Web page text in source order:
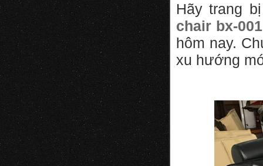
Hãy trang
chair bx-
hôm nay.
xu hướng